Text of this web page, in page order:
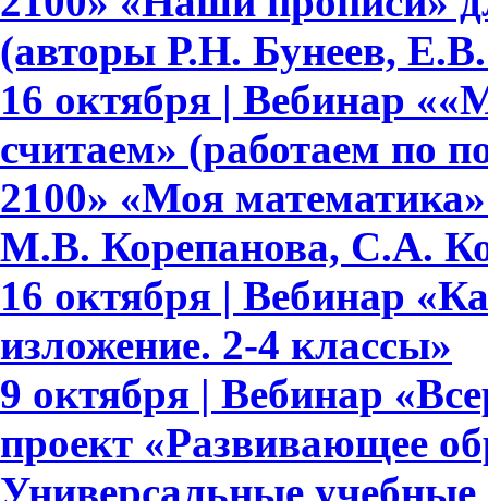
(авторы Р.Н. Бунеев,
16 октября | Вебинар
считаем» (работаем по
2100» «Моя
М.В. Корепанова, С.А.
16 октября | Вебинар
изложение. 2-4 классы»
9 октября | Вебинар
проект «Развивающее